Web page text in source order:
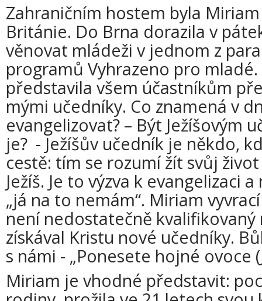
Zahraničním hostem byla
Británie. Do Brna dorazila v
věnovat mládeži v jednom z
programů Vyhrazeno pro
představila všem účastníkům
mými učedníky. Co znamená v
evangelizovat? – Být Ježíšovým
je? - Ježíšův učedník je někdo,
cestě: tím se rozumí žít svůj
Ježíš. Je to výzva k evangelizaci
„já na to nemám“. Miriam
není nedostatečně kvalifikovaný
získával Kristu nové učedníky.
s námi - „Ponesete hojné ovoce
Miriam je vhodné představit: